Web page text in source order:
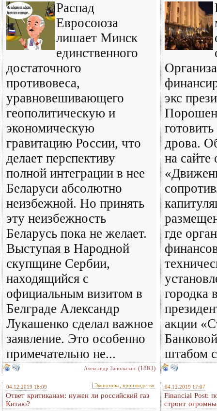
Распад
Евросоюза
лишает Минск
единственного
достаточного
противовеса,
уравновешивающего
геополитическую и
экономическую
гравитацию России, что
делает перспективу
полной интеграции в нее
Беларуси абсолютно
неизбежной. Но принять
эту неизбежность
Беларусь пока не желает.
Выступая в Народной
скупщине Сербии,
находящийся с
официальным визитом в
Белграде Александр
Лукашенко сделал важное
заявление. Это особенно
примечательно не...
Александр Запольскис (1883)
экс
дрова.
на сайте
где
городка
акции
штабом
04.12.2019 18:09 Экономика, производство
Ответ критиканам: нужен ли российский газ
Китаю?
04.12.2019 17:07
Financial Post:
строит